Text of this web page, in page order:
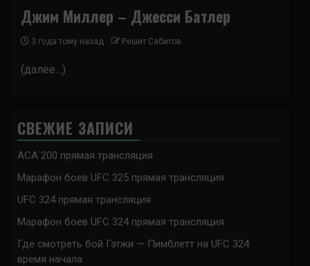
Джим Миллер – Джесси Батлер
3 года тому назад Решит Сабитов
(далее…)
СВЕЖИЕ ЗАПИСИ
ACA 200 прямая трансляция
Марафон боев UFC 325 прямая трансляция
UFC 324 прямая трансляция
Марафон боев UFC 324 прямая трансляция
Где смотреть бой Гэтжи — Пимблетт на UFC 324:
время начала